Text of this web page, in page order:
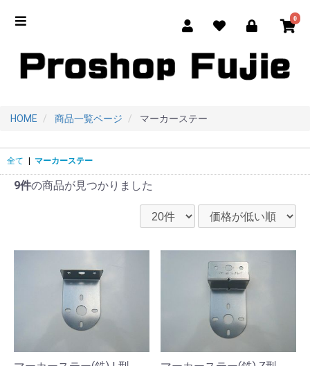
0
HOME 商品一覧ページ マーカーステー
全て マーカーステー
9件の商品が見つかりました